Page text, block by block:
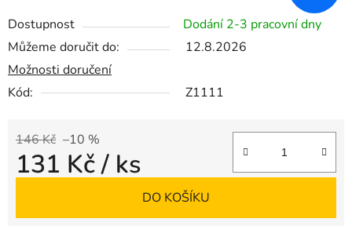
Dostupnost
Dodání 2-3 pracovní dny
Můžeme doručit do:
12.8.2026
Možnosti doručení
Kód:
Z1111
146 Kč –10 %
131 Kč/ ks
DO KOŠÍKU